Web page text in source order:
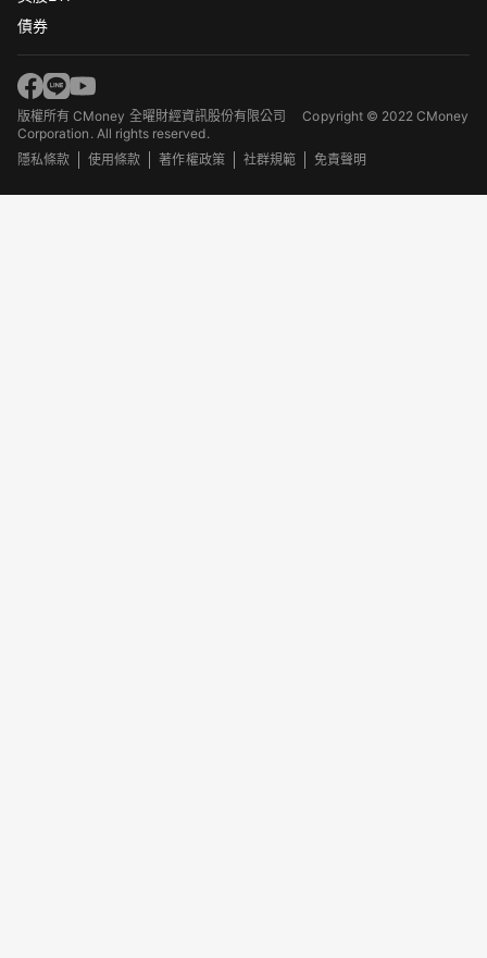
債券
版權所有 CMoney 全曜財經資訊股份有限公司Copyright © 2022 CMoney
Corporation. All rights reserved.
隱私條款
使用條款 著作權政策 社群規範 免責聲明